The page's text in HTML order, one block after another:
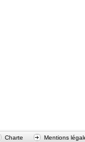
Charte Mentions